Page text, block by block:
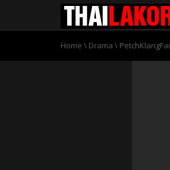
Home \ Drama \ PetchKlangFai